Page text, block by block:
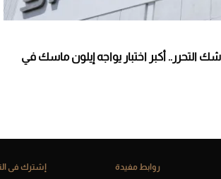
التحرر.. أكبر اختبار يواجه إيلون ماسك في
روابط مفيدة إشترك فى